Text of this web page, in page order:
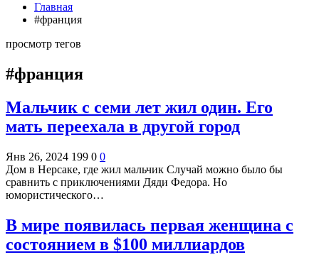
Главная
#франция
просмотр тегов
#франция
Мальчик с семи лет жил один. Его
мать переехала в другой город
Янв 26, 2024 199 0 0
Дом в Нерсаке, где жил мальчик Случай можно было бы
сравнить с приключениями Дяди Федора. Но
юмористического…
В мире появилась первая женщина с
состоянием в $100 миллиардов